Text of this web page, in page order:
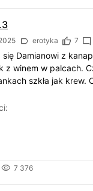
erotyka 7
się Damianowi z
z winem w palcach.
szkła jak krew.
7 376